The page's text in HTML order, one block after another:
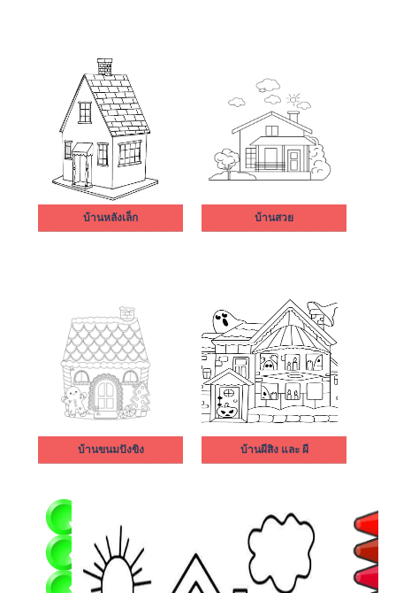
บ้านหลังเล็ก บ้านสวย
บ้านขนมปังขิง บ้านผีสิง และ ผี